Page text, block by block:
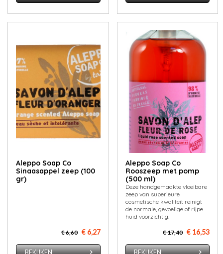
Aleppo Soap Co
Sinaasappel zeep (100
gr)
€ 6,60 € 6,27
BEKIJKEN
Aleppo Soap Co
Rooszeep met pomp
(500 ml)
Deze handgemaakte vloeibare
zeep van superieure
cosmetische kwaliteit reinigt
de normale, gevoelige of rijpe
huid voorzichtig.
€ 17,40 € 16,53
BEKIJKEN